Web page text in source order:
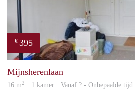
€ 395
Mijnsherenlaan
16 m2 · 1 kamer · Vanaf ? - Onbepaalde tijd